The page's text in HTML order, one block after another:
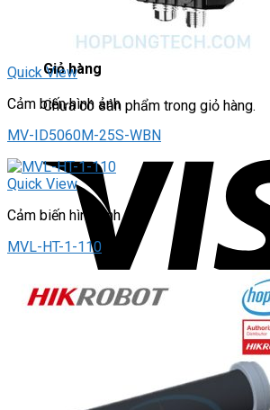
Giỏ hàng
Chưa có sản phẩm trong giỏ hàng.
Quick View
Cảm biến hình ảnh
MV-ID5060M-25S-WBN
Quick View
Cảm biến hình ảnh
MVL-HT-1-110